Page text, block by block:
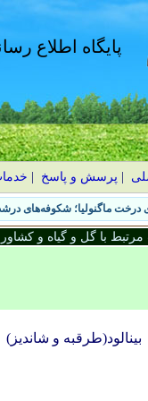
پایگاه اطلاع
پرسش و پاسخ
درخت ماگنولیا؛ شکوفه‌های
با گل و گیاه و
بينالود(طرقبه و شانديز)